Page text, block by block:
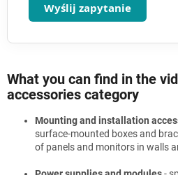
Wyślij zapytanie
What you can find in the
accessories category
Mounting and installation
surface-mounted boxes and
of panels and monitors in walls